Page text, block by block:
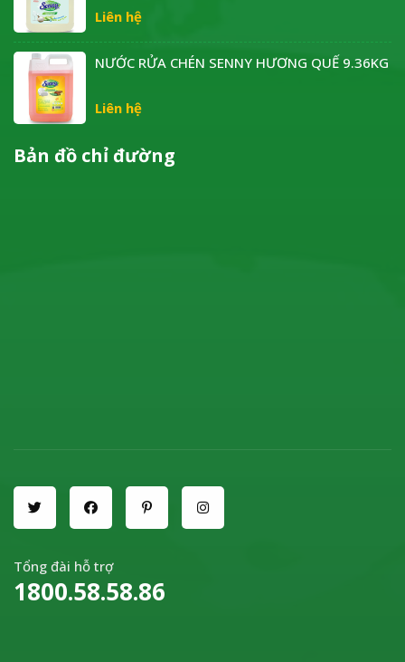
Liên hệ
NƯỚC RỬA CHÉN SENNY HƯƠNG QUẾ 9.36KG
Liên hệ
Bản đồ chỉ đường
Tổng đài hỗ trợ
1800.58.58.86